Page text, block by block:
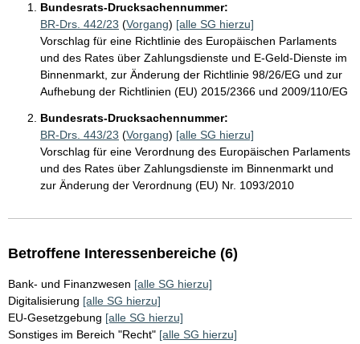
Bundesrats-Drucksachennummer:
BR-Drs. 442/23 (Vorgang) [alle SG hierzu]
Vorschlag für eine Richtlinie des Europäischen Parlaments
und des Rates über Zahlungsdienste und E-Geld-Dienste im
Binnenmarkt, zur Änderung der Richtlinie 98/26/EG und zur
Aufhebung der Richtlinien (EU) 2015/2366 und 2009/110/EG
Bundesrats-Drucksachennummer:
BR-Drs. 443/23 (Vorgang) [alle SG hierzu]
Vorschlag für eine Verordnung des Europäischen Parlaments
und des Rates über Zahlungsdienste im Binnenmarkt und
zur Änderung der Verordnung (EU) Nr. 1093/2010
Betroffene Interessenbereiche (6)
Bank- und Finanzwesen [alle SG hierzu]
Digitalisierung [alle SG hierzu]
EU-Gesetzgebung [alle SG hierzu]
Sonstiges im Bereich "Recht" [alle SG hierzu]